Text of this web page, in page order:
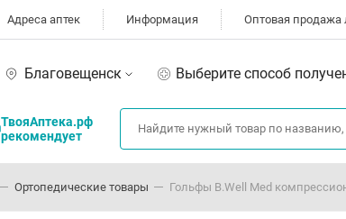
Адреса аптек Информация Оптовая продажа
Благовещенск Выберите способ
ТвояАптека.рф
рекомендует
Ортопедические товары Гольфы B.Well Med